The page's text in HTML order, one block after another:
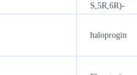
S,5R,6R)-
haloprogin